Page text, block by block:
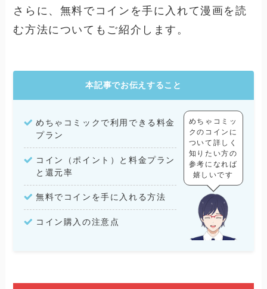
さらに、無料でコインを手に入れて漫画を読
む方法についてもご紹介します。
本記事でお伝えすること
めちゃコミックで利用できる料金
プラン
コイン（ポイント）と料金プラン
と還元率
無料でコインを手に入れる方法
コイン購入の注意点
めちゃコミッ
クのコインに
ついて詳しく
知りたい方の
参考になれば
嬉しいです